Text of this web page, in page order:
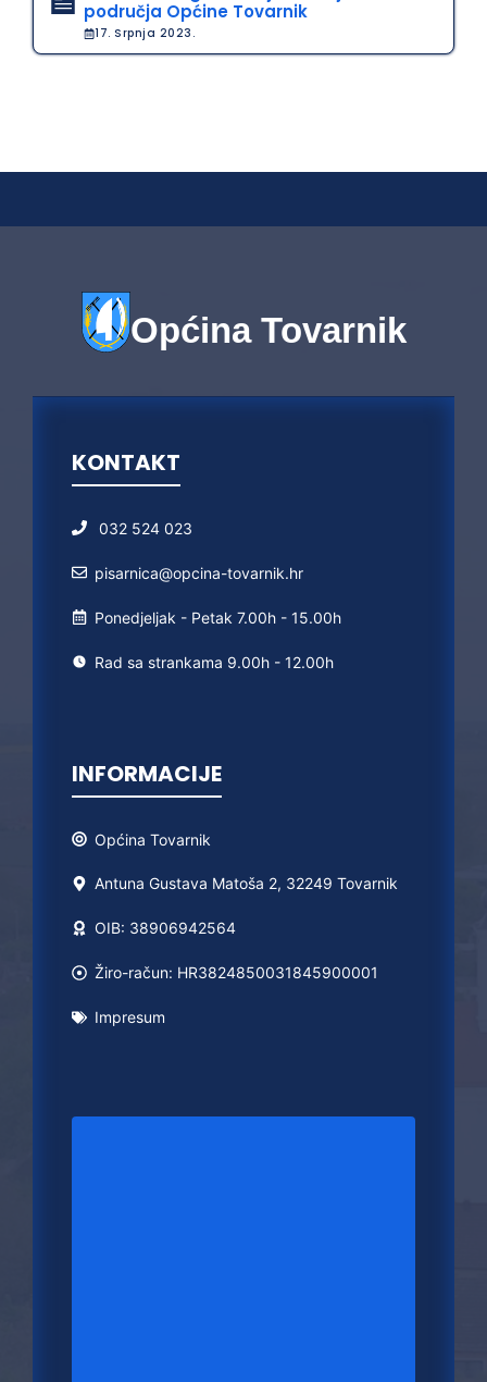
područja Općine Tovarnik
17. Srpnja 2023.
Općina Tovarnik
KONTAKT
032 524 023
pisarnica@opcina-tovarnik.hr
Ponedjeljak - Petak 7.00h - 15.00h
Rad sa strankama 9.00h - 12.00h
INFORMACIJE
Općina Tovarnik
Antuna Gustava Matoša 2, 32249 Tovarnik
OIB: 38906942564
Žiro-račun: HR3824850031845900001
Impresum